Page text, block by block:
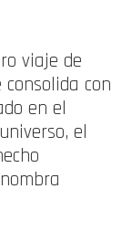
viaje de
con
en el
el